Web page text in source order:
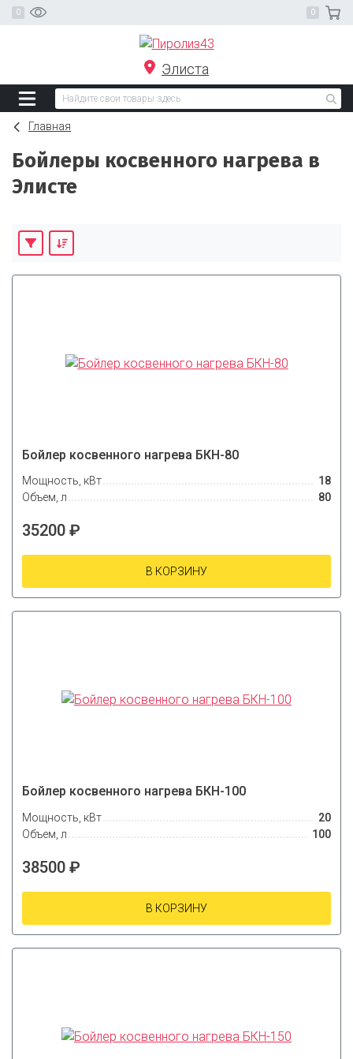
Элиста
Главная
Бойлеры косвенного нагрева в
Элисте
Бойлер косвенного нагрева БКН-80
Мощность, кВт
18
Объем, л
80
35200 ₽
В КОРЗИНУ
Бойлер косвенного нагрева БКН-100
Мощность, кВт
20
Объем, л
100
38500 ₽
В КОРЗИНУ